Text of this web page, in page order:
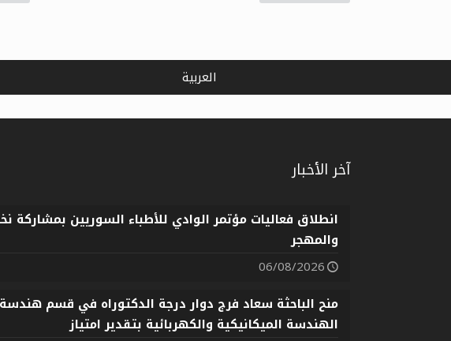
آخر الأخبار
انطلاق فعاليات مؤتمر الوادي للأطباء السوريين بمشاركة
والمهجر
06/08/2026
منح الباحثة سعاد فرج دوار درجة الدكتوراه في قسم هندسة
الهندسة الميكانيكية والكهربائية بتقدير امتياز
العربية